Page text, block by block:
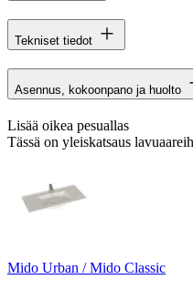
Tekniset tiedot
Asennus, kokoonpano ja huolto
Lisää oikea pesuallas
Tässä on yleiskatsaus
Mido Urban / Mido Classic